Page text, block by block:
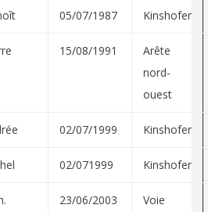
05/07/1987 Kinshofer
15/08/1991
Arête
nord-
ouest
02/07/1999 Kinshofer
02/071999 Kinshofer
23/06/2003
Voie